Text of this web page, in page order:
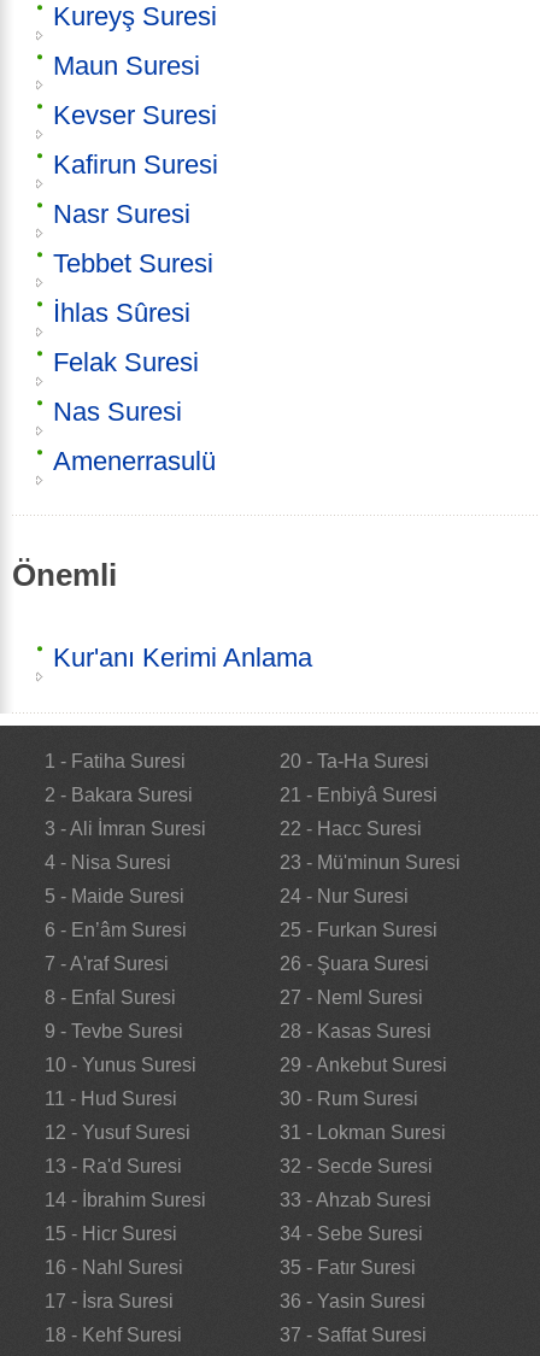
Kureyş Suresi
Maun Suresi
Kevser Suresi
Kafirun Suresi
Nasr Suresi
Tebbet Suresi
İhlas Sûresi
Felak Suresi
Nas Suresi
Amenerrasulü
Önemli
Kur'anı Kerimi Anlama
1 - Fatiha Suresi
2 - Bakara Suresi
3 - Ali İmran Suresi
4 - Nisa Suresi
5 - Maide Suresi
6 - En’âm Suresi
7 - A'raf Suresi
8 - Enfal Suresi
9 - Tevbe Suresi
10 - Yunus Suresi
11 - Hud Suresi
12 - Yusuf Suresi
13 - Ra'd Suresi
14 - İbrahim Suresi
15 - Hicr Suresi
16 - Nahl Suresi
17 - İsra Suresi
18 - Kehf Suresi
20 - Ta-Ha Suresi
21 - Enbiyâ Suresi
22 - Hacc Suresi
23 - Mü'minun Suresi
24 - Nur Suresi
25 - Furkan Suresi
26 - Şuara Suresi
27 - Neml Suresi
28 - Kasas Suresi
29 - Ankebut Suresi
30 - Rum Suresi
31 - Lokman Suresi
32 - Secde Suresi
33 - Ahzab Suresi
34 - Sebe Suresi
35 - Fatır Suresi
36 - Yasin Suresi
37 - Saffat Suresi